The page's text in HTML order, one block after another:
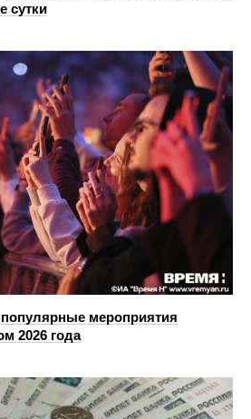
сутки
мероприятия
2026 года